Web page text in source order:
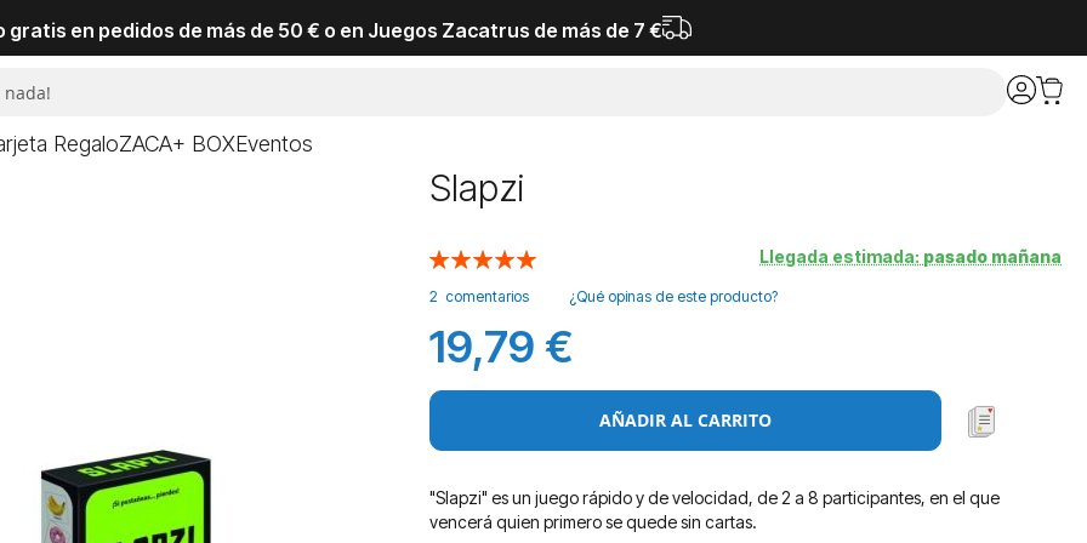
gratis en pedidos de más de 50 € o en Juegos Zacatrus de más de 7 €
RegaloZACA+ BOXEventos
Slapzi
Llegada estimada: pasado mañana
Valoración:
2 comentarios ¿Qué opinas de este producto?
19,79 €
AÑADIR AL CARRITO
"Slapzi" es un juego rápido y de velocidad, de 2 a 8 participantes, en el que
vencerá quien primero se quede sin cartas.